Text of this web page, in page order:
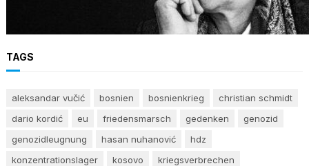
Stimme des Gewissens im Angesicht von Hass
und Ungerechtigkeit
TAGS
aleksandar vučić bosnien bosnienkrieg
christian schmidt
dario kordić
eu friedensmarsch gedenken
genozid
genozidleugnung
hasan nuhanović
hdz
konzentrationslager
kosovo
kriegsverbrechen